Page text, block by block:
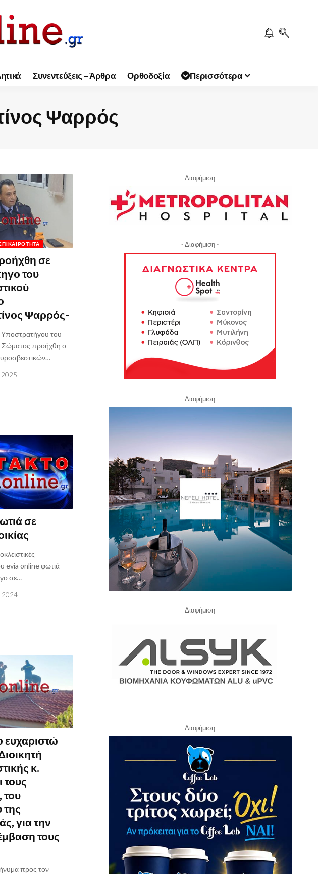
Συνεντεύξεις – Άρθρα Ορθοδοξία Περισσότερα
Ψαρρός
σε
του
Ψαρρός-
του
Σώματος προήχθη ο
2025
σε
evia online φωτιά
σε…
2024
ευχαριστώ
κ.
τους
του
για την
τους
προς τον
- Διαφήμιση -
- Διαφήμιση -
- Διαφήμιση -
- Διαφήμιση -
- Διαφήμιση -